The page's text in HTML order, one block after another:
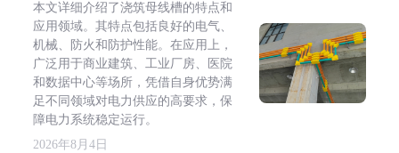
本文详细介绍了浇筑母线槽的特点和
应用领域。其特点包括良好的电气、
机械、防火和防护性能。在应用上，
广泛用于商业建筑、工业厂房、医院
和数据中心等场所，凭借自身优势满
足不同领域对电力供应的高要求，保
障电力系统稳定运行。
2026年8月4日